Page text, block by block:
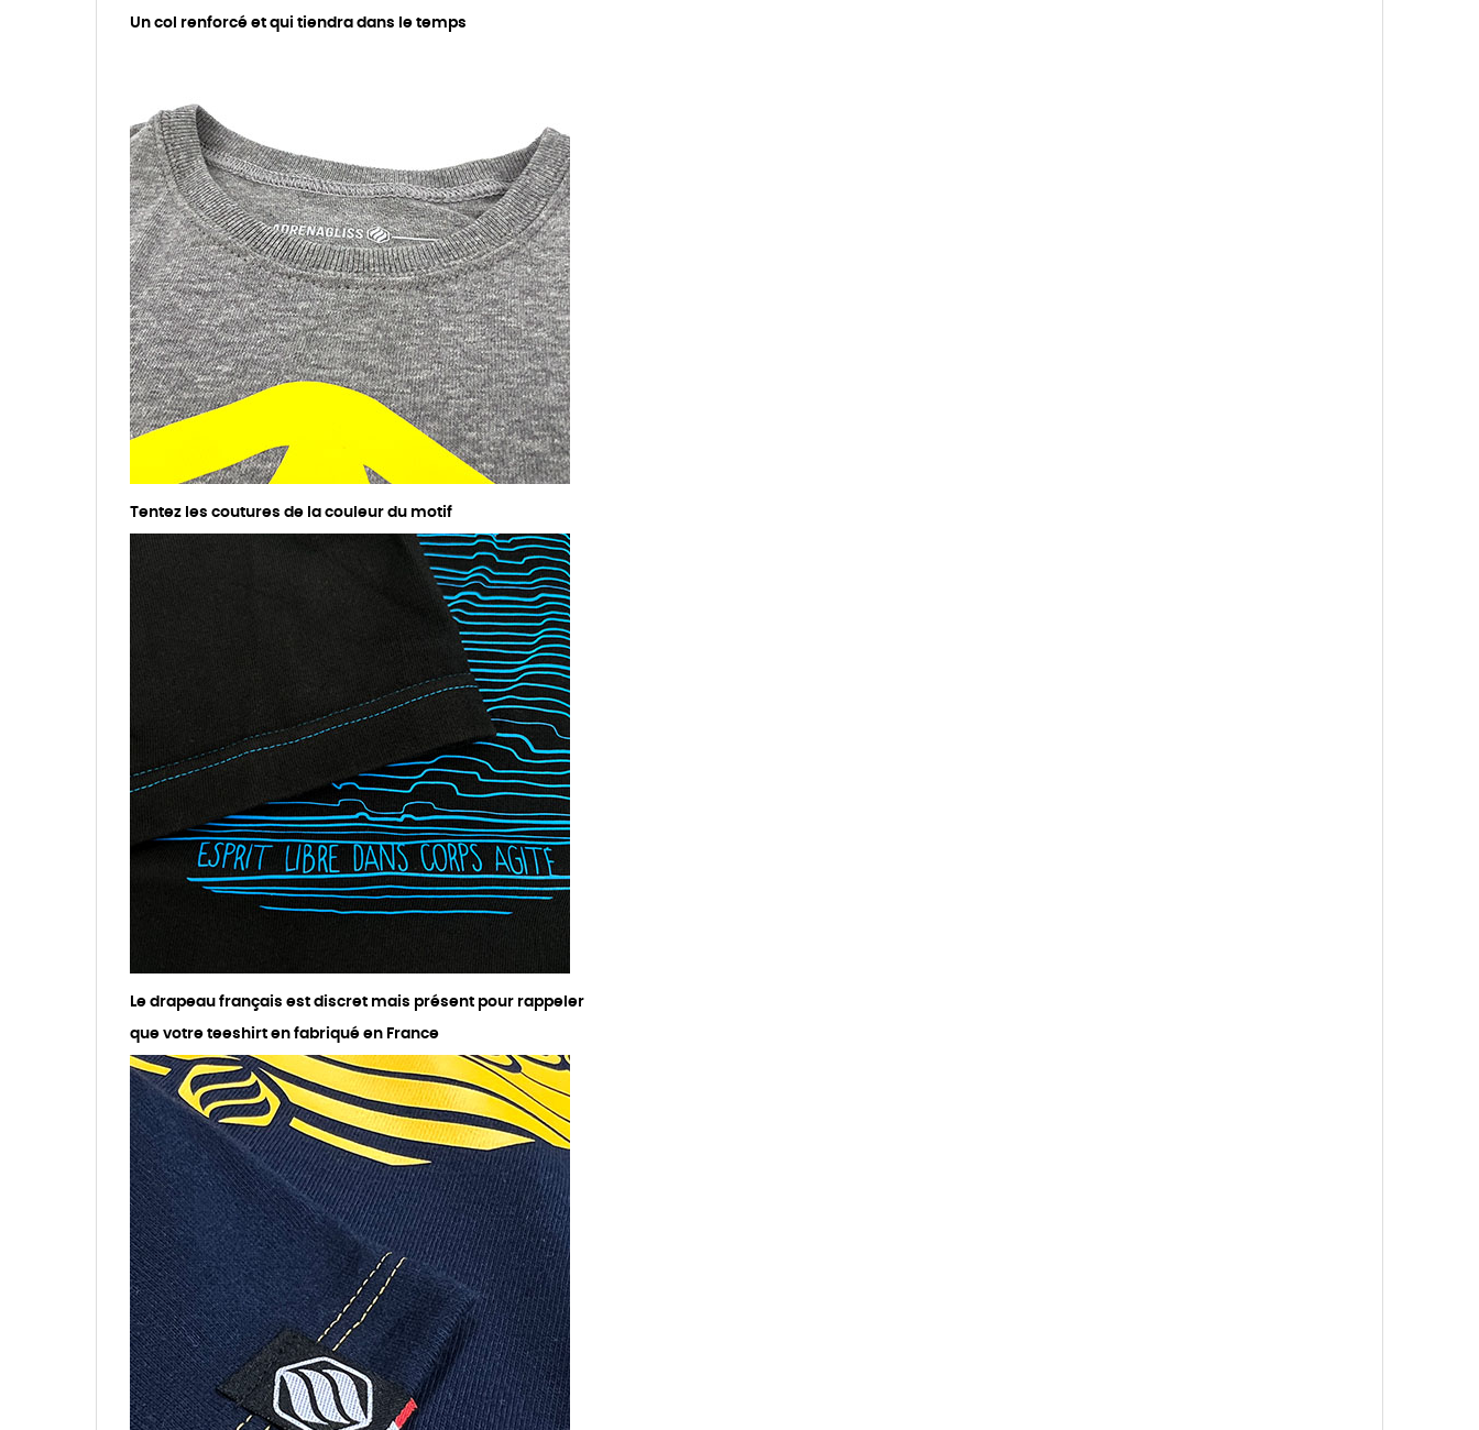
Un col renforcé et qui tiendra dans le temps
Tentez les coutures de la couleur du motif
Le drapeau français est discret mais présent pour rappeler
que votre teeshirt en fabriqué en France